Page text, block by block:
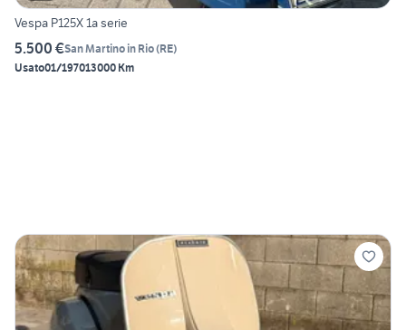
Vespa P125X 1a serie
5.500 €San Martino in Rio(RE)
Usato01/197013000 Km